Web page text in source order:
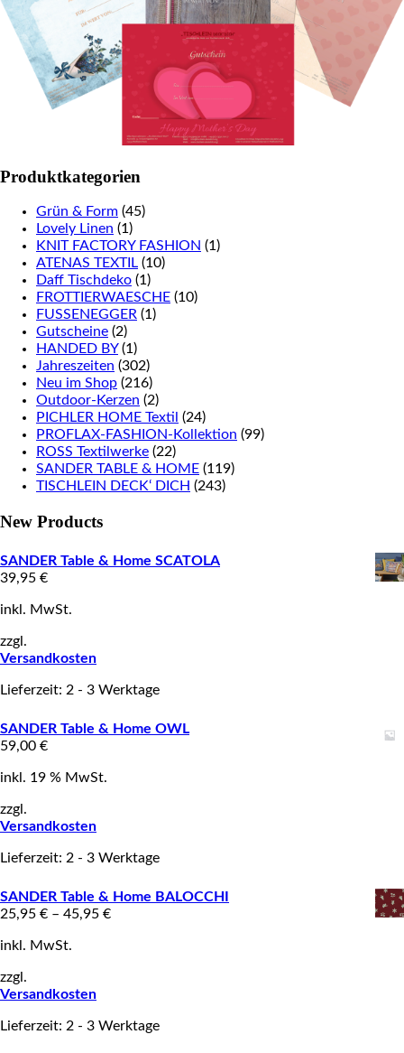
Produktkategorien
Grün & Form (45)
Lovely Linen (1)
KNIT FACTORY FASHION (1)
ATENAS TEXTIL (10)
Daff Tischdeko (1)
FROTTIERWAESCHE (10)
FUSSENEGGER (1)
Gutscheine (2)
HANDED BY (1)
Jahreszeiten (302)
Neu im Shop (216)
Outdoor-Kerzen (2)
PICHLER HOME Textil (24)
PROFLAX-FASHION-Kollektion (99)
ROSS Textilwerke (22)
SANDER TABLE & HOME (119)
TISCHLEIN DECK‘ DICH (243)
New Products
SANDER Table & Home SCATOLA
39,95 €
inkl. MwSt.
zzgl.
Versandkosten
Lieferzeit: 2 - 3 Werktage
SANDER Table & Home OWL
59,00 €
inkl. 19 % MwSt.
zzgl.
Versandkosten
Lieferzeit: 2 - 3 Werktage
SANDER Table & Home BALOCCHI
25,95 € – 45,95 €
inkl. MwSt.
zzgl.
Versandkosten
Lieferzeit: 2 - 3 Werktage